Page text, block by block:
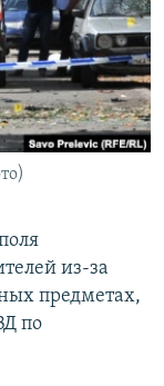
из-за
предметах,
по